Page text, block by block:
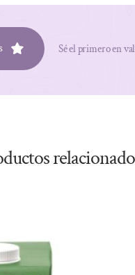
Sé el primero en